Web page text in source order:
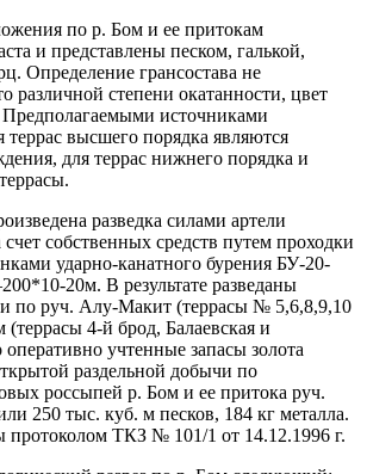
по р. Бом и ее притокам
и представлены песком, галькой,
Определение грансостава не
различной степени окатанности, цвет
источниками
террас высшего порядка являются
для террас нижнего порядка и
разведка силами артели
счет собственных средств путем проходки
ударно-канатного бурения БУ-20-
20м. В результате разведаны
по руч. Алу-Макит (террасы № 5,6,8,9,10
4-й брод, Балаевская и
учтенные запасы золота
раздельной добычи по
россыпей р. Бом и ее притока руч.
250 тыс. куб. м песков, 184 кг металла.
протоколом ТКЗ № 101/1 от 14.12.1996 г.